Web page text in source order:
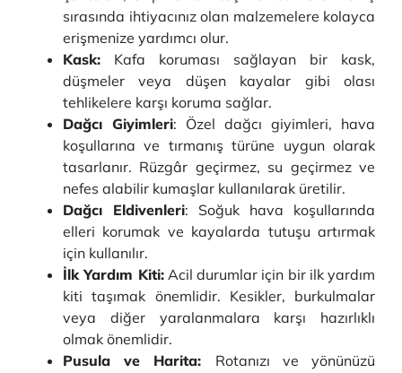
sırasında ihtiyacınız olan malzemelere kolayca
erişmenize yardımcı olur.
Kask: Kafa koruması sağlayan bir kask,
düşmeler veya düşen kayalar gibi olası
tehlikelere karşı koruma sağlar.
Dağcı Giyimleri: Özel dağcı giyimleri, hava
koşullarına ve tırmanış türüne uygun olarak
tasarlanır. Rüzgâr geçirmez, su geçirmez ve
nefes alabilir kumaşlar kullanılarak üretilir.
Dağcı Eldivenleri: Soğuk hava koşullarında
elleri korumak ve kayalarda tutuşu artırmak
için kullanılır.
İlk Yardım Kiti:Acil durumlar için bir ilk yardım
kiti taşımak önemlidir. Kesikler, burkulmalar
veya diğer yaralanmalara karşı hazırlıklı
olmak önemlidir.
Pusula ve Harita: Rotanızı ve yönünüzü